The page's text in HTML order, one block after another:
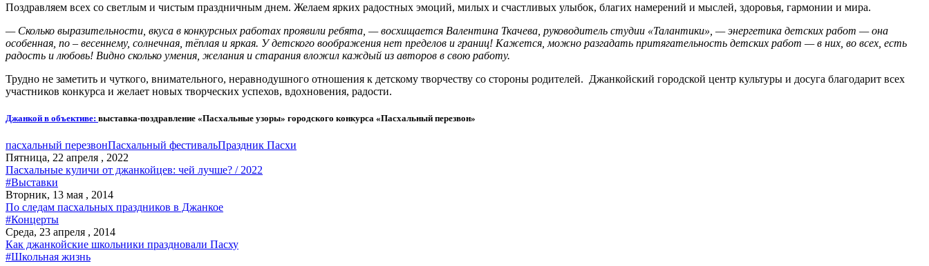
Поздравляем всех со светлым и чистым праздничным днем. Желаем ярких радостных эмоций, милых и счастливых улыбок, благих намерений и мыслей, здоровья, гармонии и мира.
— Сколько выразительности, вкуса в конкурсных работах проявили ребята, — восхищается Валентина Ткачева, руководитель студии «Талантики», — энергетика детских работ — она
особенная, по – весеннему, солнечная, тёплая и яркая. У детского воображения нет пределов и границ! Кажется, можно разгадать притягательность детских работ — в них, во всех, есть
радость и любовь! Видно сколько умения, желания и старания вложил каждый из авторов в свою работу.
Трудно не заметить и чуткого, внимательного, неравнодушного отношения к детскому творчеству со стороны родителей. Джанкойский городской центр культуры и досуга благодарит всех
участников конкурса и желает новых творческих успехов, вдохновения, радости.
Джанкой в объективе: выставка-поздравление «Пасхальные узоры» городского конкурса «Пасхальный перезвон»
пасхальный перезвонПасхальный фестивальПраздник Пасхи
Пятница, 22 апреля , 2022
Пасхальные куличи от джанкойцев: чей лучше? / 2022
#Выставки
Вторник, 13 мая , 2014
По следам пасхальных праздников в Джанкое
#Концерты
Среда, 23 апреля , 2014
Как джанкойские школьники праздновали Пасху
#Школьная жизнь